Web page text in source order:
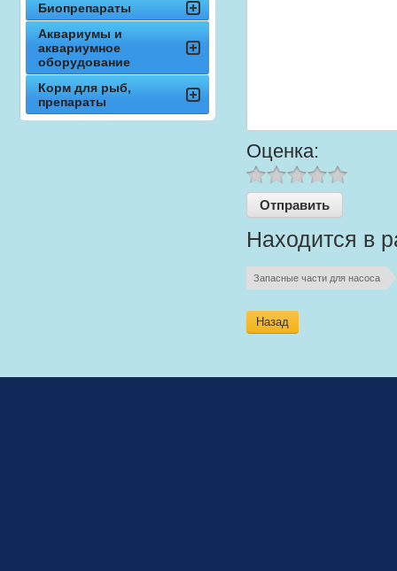
Оценка:
Находится в
Запасные части для насоса
Назад
Биопрепараты
Аквариумы и
аквариумное
оборудование
Корм для рыб,
препараты